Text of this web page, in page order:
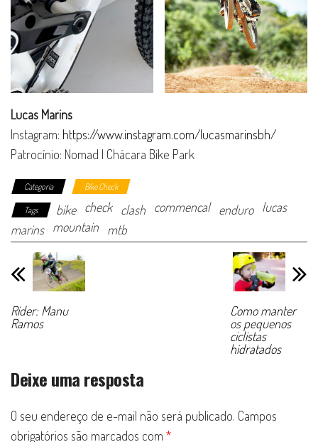
Lucas Marins
Instagram: https://www.instagram.com/lucasmarinsbh/
Patrocínio: Nomad | Chácara Bike Park
Categoria Bike Check
Tags bike check clash commencal enduro lucas
marins mountain mtb
Rider: Manu
Ramos
Como manter
os pequenos
ciclistas
hidratados
Deixe uma resposta
O seu endereço de e-mail não será publicado. Campos
obrigatórios são marcados com *